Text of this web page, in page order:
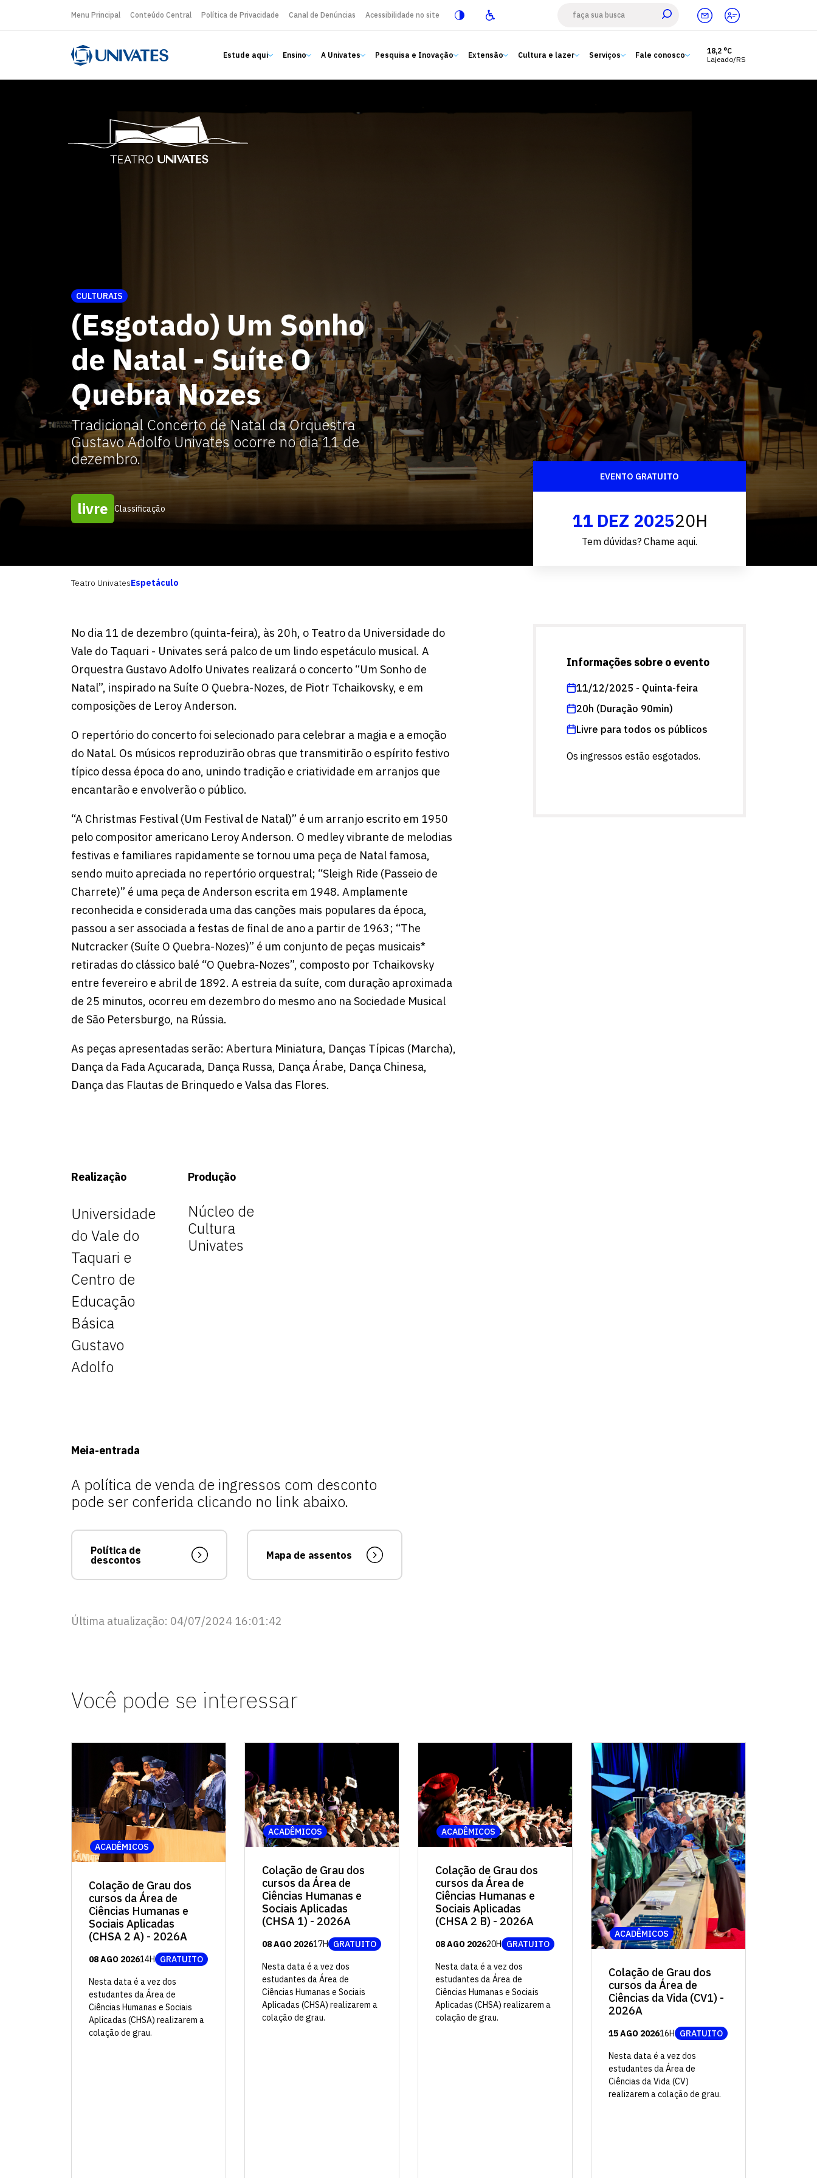
Menu Principal Conteúdo Central Política de Privacidade Canal de Denúncias Acessibilidade no site
Estude aqui Ensino A Univates Pesquisa e Inovação Extensão Cultura e lazer Serviços Fale conosco
18,2 °C
Lajeado/RS
Estude aqui
CULTURAIS
(Esgotado) Um Sonho
de Natal - Suíte O
Quebra Nozes
Tradicional Concerto de Natal da Orquestra
Gustavo Adolfo Univates ocorre no dia 11 de
dezembro.
livre Classificação
EVENTO GRATUITO
11 DEZ 202520H
Tem dúvidas? Chame aqui.
Teatro UnivatesEspetáculo
No dia 11 de dezembro (quinta-feira), às 20h, o Teatro da Universidade do
Vale do Taquari - Univates será palco de um lindo espetáculo musical. A
Orquestra Gustavo Adolfo Univates realizará o concerto “Um Sonho de
Natal”, inspirado na Suíte O Quebra-Nozes, de Piotr Tchaikovsky, e em
composições de Leroy Anderson.
O repertório do concerto foi selecionado para celebrar a magia e a emoção
do Natal. Os músicos reproduzirão obras que transmitirão o espírito festivo
típico dessa época do ano, unindo tradição e criatividade em arranjos que
encantarão e envolverão o público.
“A Christmas Festival (Um Festival de Natal)” é um arranjo escrito em 1950
pelo compositor americano Leroy Anderson. O medley vibrante de melodias
festivas e familiares rapidamente se tornou uma peça de Natal famosa,
sendo muito apreciada no repertório orquestral; “Sleigh Ride (Passeio de
Charrete)” é uma peça de Anderson escrita em 1948. Amplamente
reconhecida e considerada uma das canções mais populares da época,
passou a ser associada a festas de final de ano a partir de 1963; “The
Nutcracker (Suíte O Quebra-Nozes)” é um conjunto de peças musicais*
retiradas do clássico balé “O Quebra-Nozes”, composto por Tchaikovsky
entre fevereiro e abril de 1892. A estreia da suíte, com duração aproximada
de 25 minutos, ocorreu em dezembro do mesmo ano na Sociedade Musical
de São Petersburgo, na Rússia.
As peças apresentadas serão: Abertura Miniatura, Danças Típicas (Marcha),
Dança da Fada Açucarada, Dança Russa, Dança Árabe, Dança Chinesa,
Dança das Flautas de Brinquedo e Valsa das Flores.
Realização
Universidade
do Vale do
Taquari e
Centro de
Educação
Básica
Gustavo
Adolfo
Produção
Núcleo de
Cultura
Univates
Meia-entrada
A política de venda de ingressos com desconto
pode ser conferida clicando no link abaixo.
Política de
descontos
Mapa de assentos
Última atualização: 04/07/2024 16:01:42
Informações sobre o evento
11/12/2025 - Quinta-feira
20h (Duração 90min)
Livre para todos os públicos
Os ingressos estão esgotados.
Você pode se interessar
ACADÊMICOS
Colação de Grau dos
cursos da Área de
Ciências Humanas e
Sociais Aplicadas
(CHSA 2 A) - 2026A
08 AGO 202614H GRATUITO
Nesta data é a vez dos
estudantes da Área de
Ciências Humanas e Sociais
Aplicadas (CHSA) realizarem a
colação de grau.
ACADÊMICOS
Colação de Grau dos
cursos da Área de
Ciências Humanas e
Sociais Aplicadas
(CHSA 1) - 2026A
08 AGO 202617H GRATUITO
Nesta data é a vez dos
estudantes da Área de
Ciências Humanas e Sociais
Aplicadas (CHSA) realizarem a
colação de grau.
ACADÊMICOS
Colação de Grau dos
cursos da Área de
Ciências Humanas e
Sociais Aplicadas
(CHSA 2 B) - 2026A
08 AGO 202620H GRATUITO
Nesta data é a vez dos
estudantes da Área de
Ciências Humanas e Sociais
Aplicadas (CHSA) realizarem a
colação de grau.
ACADÊMICOS
Colação de Grau dos
cursos da Área de
Ciências da Vida (CV1) -
2026A
15 AGO 202616H GRATUITO
Nesta data é a vez dos
estudantes da Área de
Ciências da Vida (CV)
realizarem a colação de grau.